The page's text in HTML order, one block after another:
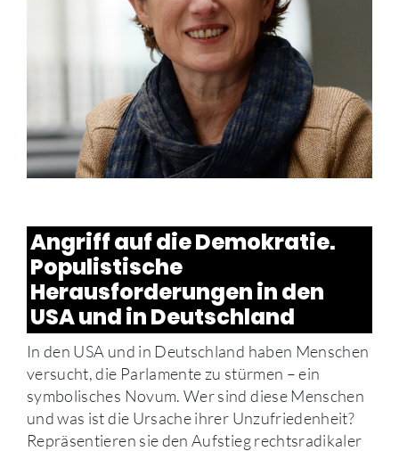
Angriff auf die Demokratie.
Populistische
Herausforderungen in den
USA und in Deutschland
In den USA und in Deutschland haben Menschen
versucht, die Parlamente zu stürmen – ein
symbolisches Novum. Wer sind diese Menschen
und was ist die Ursache ihrer Unzufriedenheit?
Repräsentieren sie den Aufstieg rechtsradikaler